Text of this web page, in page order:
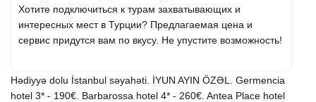
Хотите подключиться к турам захватывающих и
интересных мест в Турции? Предлагаемая цена и
сервис придутся вам по вкусу. Не упустите возможность!
Hədiyyə dolu İstanbul səyahəti. İYUN AYIN ÖZƏL. Germencia
hotel 3* - 190€. Barbarossa hotel 4* - 260€. Antea Place hotel